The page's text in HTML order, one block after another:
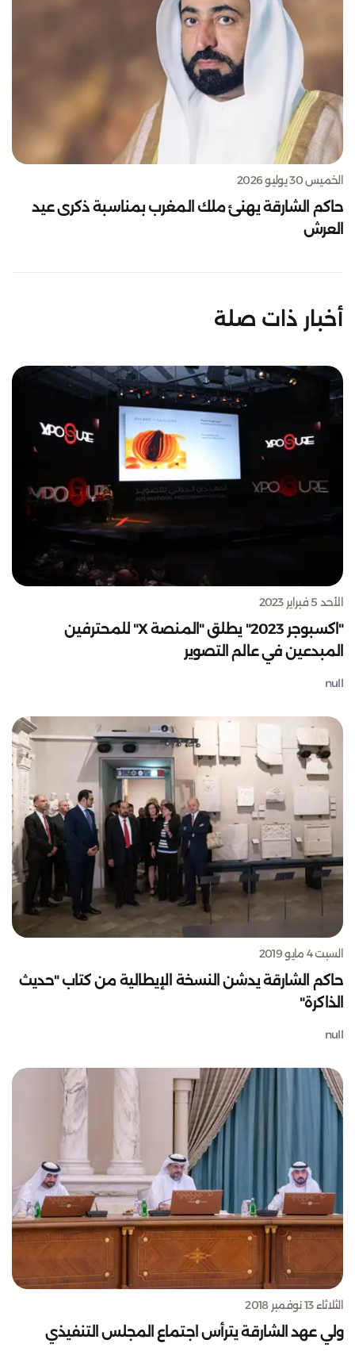
الخميس 30 يوليو 2026
حاكم الشارقة يهنئ ملك المغرب بمناسبة ذكرى عيد
العرش
أخبار ذات صلة
الأحد 5 فبراير 2023
"اكسبوجر 2023" يطلق "المنصة X" للمحترفين
المبدعين في عالم التصوير
null
السبت 4 مايو 2019
حاكم الشارقة يدشن النسخة الإيطالية من كتاب "حديث
الذاكرة"
null
الثلاثاء 13 نوفمبر 2018
ولي عهد الشارقة يترأس اجتماع المجلس التنفيذي